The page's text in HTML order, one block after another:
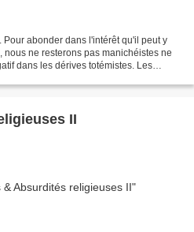
Pour abonder dans l'intérêt qu'il peut y
ne resterons pas manichéistes ne
dans les dérives totémistes. Les
II